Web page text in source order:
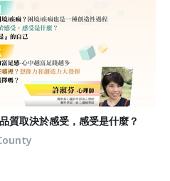
質取決於感受，感受是什麼？